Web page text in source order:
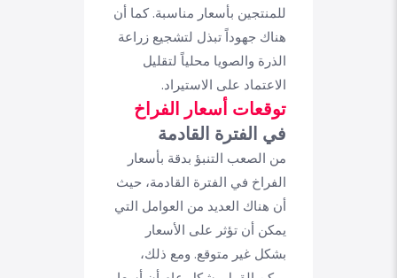
للمنتجين بأسعار مناسبة. كما أن
هناك جهوداً تبذل لتشجيع زراعة
الذرة والصويا محلياً لتقليل
الاعتماد على الاستيراد.
توقعات أسعار الفراخ
في الفترة القادمة
من الصعب التنبؤ بدقة بأسعار
الفراخ في الفترة القادمة، حيث
أن هناك العديد من العوامل التي
يمكن أن تؤثر على الأسعار
بشكل غير متوقع. ومع ذلك،